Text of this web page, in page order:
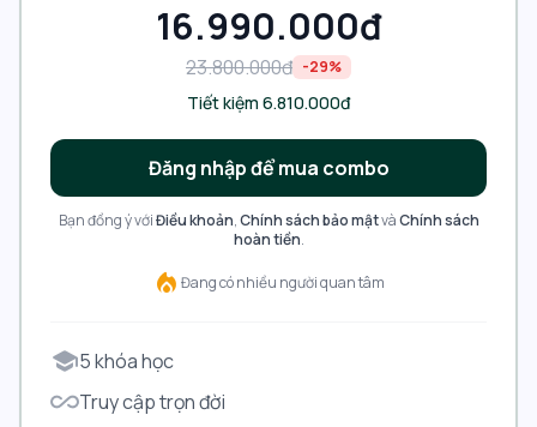
16.990.000đ
23.800.000đ -29%
Tiết kiệm 6.810.000đ
Đăng nhập để mua combo
Bạn đồng ý vớiĐiều khoản,Chính sách bảo mậtvàChính sách
hoàn tiền.
local_fire_department Đang có nhiều người quan tâm
school5 khóa học
all_inclusiveTruy cập trọn đời